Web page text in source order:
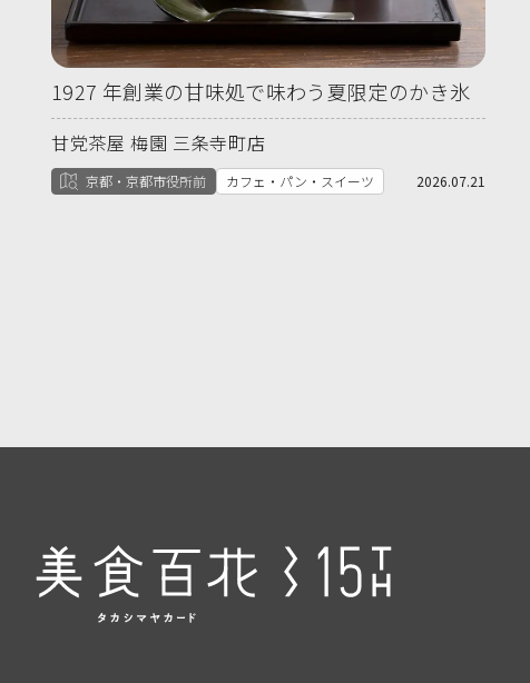
1927 年創業の甘味処で味わう夏限定のかき氷
甘党茶屋 梅園 三条寺町店
京都・京都市役所前 カフェ・パン・スイーツ 2026.07.21